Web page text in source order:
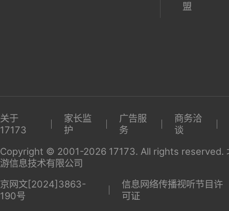
盟
关于
17173
家长监
护
广告服
务
商务洽
谈
Copyright © 2001-2026 17173. All rights reserved.
游信息技术有限公司
京网文[2024]3863-
190号
信息网络传播视听节目许
可证